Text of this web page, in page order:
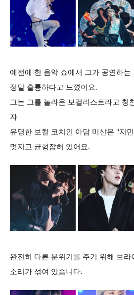
예전에 한 음악 쇼에서 그가 공연하는
정말 훌륭하다고 느꼈어요.
그는 그를 놀라운 보컬리스트라고 칭
자
유명한 보컬 코치인 아담 미샨은 "지
멋지고 균형잡혀 있어요.
완전히 다른 분위기를 주기 위해 브
소리가 섞여 있습니다.